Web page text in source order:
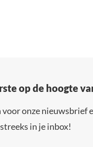
op de hoogte
voor onze nieuwsbrief
in je inbox!